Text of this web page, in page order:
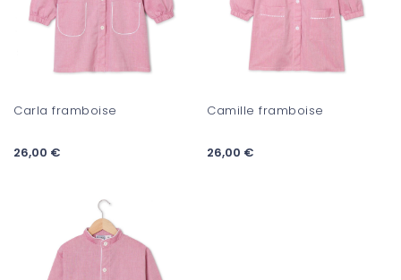
Carla framboise
26,00 €
Camille framboise
26,00 €